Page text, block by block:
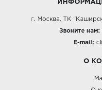
г. Москва, ТК
Звоните нам:
E-mail:
О